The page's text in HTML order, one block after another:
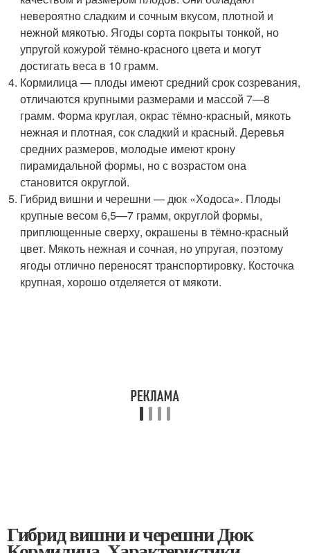
невероятно сладким и сочным вкусом, плотной и
нежной мякотью. Ягоды сорта покрыты тонкой, но
упругой кожурой тёмно-красного цвета и могут
достигать веса в 10 грамм.
Кормилица — плоды имеют средний срок созревания,
отличаются крупными размерами и массой 7—8
грамм. Форма круглая, окрас тёмно-красный, мякоть
нежная и плотная, сок сладкий и красный. Деревья
средних размеров, молодые имеют крону
пирамидальной формы, но с возрастом она
становится округлой.
Гибрид вишни и черешни — дюк «Ходоса». Плоды
крупные весом 6,5—7 грамм, округлой формы,
приплющенные сверху, окрашены в тёмно-красный
цвет. Мякоть нежная и сочная, но упругая, поэтому
ягоды отлично переносят транспортировку. Косточка
крупная, хорошо отделяется от мякоти.
Гибрид вишни и черешни Дюк